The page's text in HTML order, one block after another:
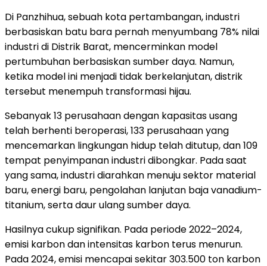
Di Panzhihua, sebuah kota pertambangan, industri
berbasiskan batu bara pernah menyumbang 78% nilai
industri di Distrik Barat, mencerminkan model
pertumbuhan berbasiskan sumber daya. Namun,
ketika model ini menjadi tidak berkelanjutan, distrik
tersebut menempuh transformasi hijau.
Sebanyak 13 perusahaan dengan kapasitas usang
telah berhenti beroperasi, 133 perusahaan yang
mencemarkan lingkungan hidup telah ditutup, dan 109
tempat penyimpanan industri dibongkar. Pada saat
yang sama, industri diarahkan menuju sektor material
baru, energi baru, pengolahan lanjutan baja vanadium-
titanium, serta daur ulang sumber daya.
Hasilnya cukup signifikan. Pada periode 2022–2024,
emisi karbon dan intensitas karbon terus menurun.
Pada 2024, emisi mencapai sekitar 303.500 ton karbon